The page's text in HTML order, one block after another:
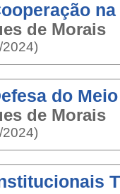
de Morais
do
de Morais